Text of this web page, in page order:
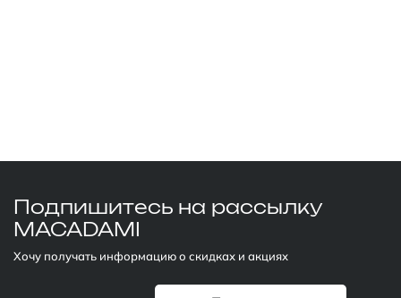
Подпишитесь на рассылку
MACADAMI
Хочу получать информацию о скидках и акциях